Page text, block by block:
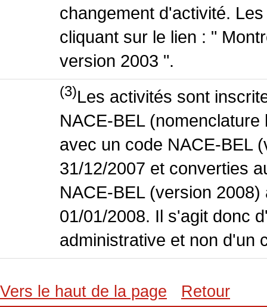
changement d'activité.
cliquant sur le lien : "
version 2003 ".
(3)Les activités sont
NACE-BEL
avec un code NACE-BEL
31/12/2007 et converties
NACE-BEL (version
01/01/2008. Il s'agit donc
administrative et non d'un
Vers le haut de la page Retour